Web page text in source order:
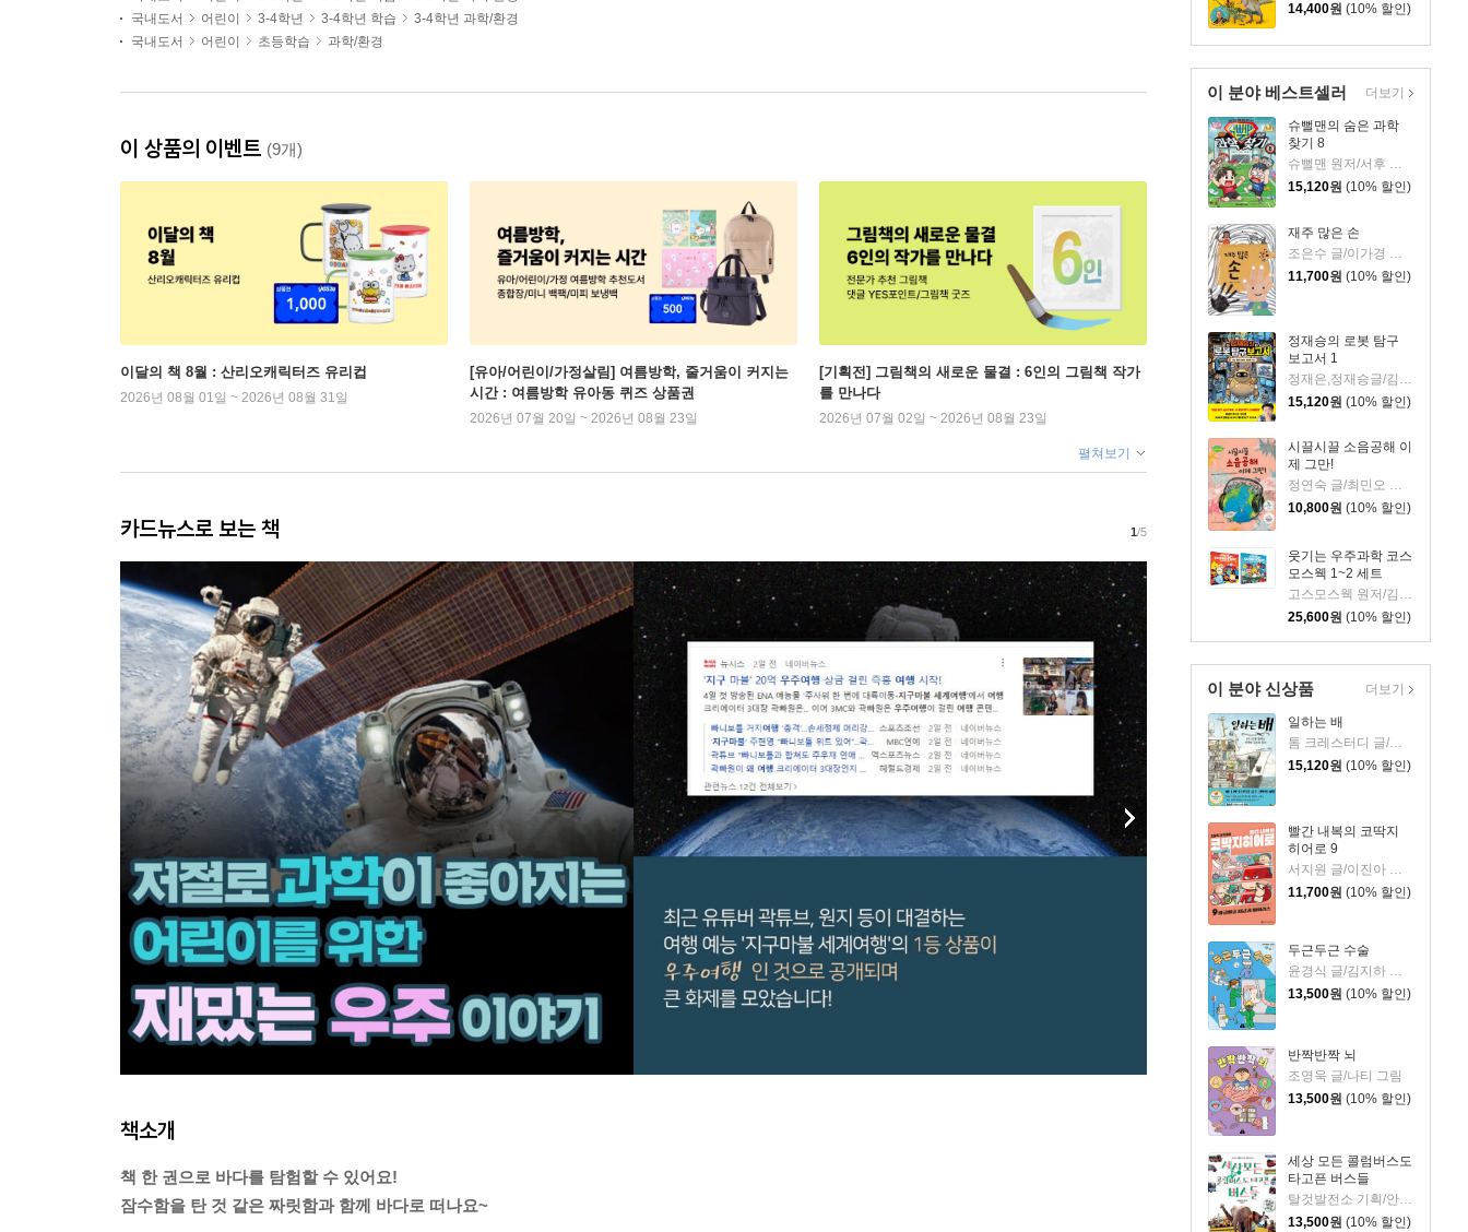
14,400원 (10% 할인)
이 분야 베스트셀러
슈뻘맨의 숨은 과학
찾기 8
슈뻘맨 원저/서후 글/류수형 그림/샌드박스네트워크,정재형 감수
15,120원 (10% 할인)
재주 많은 손
조은수 글/이가경 그림
11,700원 (10% 할인)
정재승의 로봇 탐구
보고서 1
정재은,정재승글/김현민그림
15,120원 (10% 할인)
시끌시끌 소음공해 이
제 그만!
정연숙 글/최민오 그림/(사)한국소음진동공학회 감수
10,800원 (10% 할인)
웃기는 우주과학 코스
모스웩 1~2 세트
고스모스웩 원저/김양숙 감수/김란희 그림
25,600원 (10% 할인)
더보기
이 분야 신상품
일하는 배
톰 크레스터디 글/장석봉 그림
15,120원 (10% 할인)
빨간 내복의 코딱지
히어로 9
11,700원 (10% 할인)
두근두근 수술
윤경식 글/김지하 그림
13,500원 (10% 할인)
반짝반짝 뇌
조영욱 글/나티 그림
13,500원 (10% 할인)
세상 모든 콜럼버스도
타고픈 버스들
13,500원 (10% 할인)
더보기
국내도서
어린이 3-4학년 3-4학년 학습
3-4학년 과학/환경
국내도서
어린이 초등학습 과학/환경
이 상품의 이벤트 (9개)
이달의 책 8월 : 산리오캐릭터즈 유리컵
2026년 08월 01일 ~ 2026년 08월 31일
[유아/어린이/가정살림] 여름방학, 줄거움이 커지는
시간 : 여름방학 유아동 퀴즈 상품권
2026년 07월 20일 ~ 2026년 08월 23일
[기획전] 그림책의 새로운 물결 : 6인의 그림책 작가
를 만나다
2026년 07월 02일 ~ 2026년 08월 23일
펼쳐보기
카드뉴스로 보는 책 1/5
책소개
책 한 권으로 바다를 탐험할 수 있어요!
잠수함을 탄 것 같은 짜릿함과 함께 바다로 떠나요~